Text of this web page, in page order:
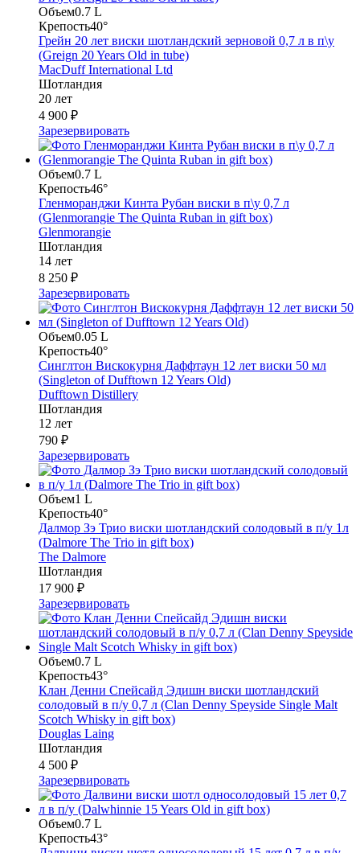
Объем0.7 L
Крепость40°
Грейн 20 лет виски шотландский зерновой 0,7 л в п\у
(Greign 20 Years Old in tube)
MacDuff International Ltd
Шотландия
20 лет
4 900 ₽
Зарезервировать
Объем0.7 L
Крепость46°
Гленморанджи Кинта Рубан виски в п\у 0,7 л
(Glenmorangie The Quinta Ruban in gift box)
Glenmorangie
Шотландия
14 лет
8 250 ₽
Зарезервировать
Объем0.05 L
Крепость40°
Синглтон Вискокурня Даффтаун 12 лет виски 50 мл
(Singleton of Dufftown 12 Years Old)
Dufftown Distillery
Шотландия
12 лет
790 ₽
Зарезервировать
Объем1 L
Крепость40°
Далмор Зэ Трио виски шотландский солодовый в п/у 1л
(Dalmore The Trio in gift box)
The Dalmore
Шотландия
17 900 ₽
Зарезервировать
Объем0.7 L
Крепость43°
Клан Денни Спейсайд Эдишн виски шотландский
солодовый в п/у 0,7 л (Clan Denny Speyside Single Malt
Scotch Whisky in gift box)
Douglas Laing
Шотландия
4 500 ₽
Зарезервировать
Объем0.7 L
Крепость43°